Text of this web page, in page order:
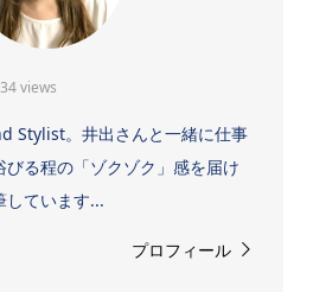
views
Stylist。井出さんと一緒に仕事
る程の「ゾクゾク」感を届け
しています...
プロフィール